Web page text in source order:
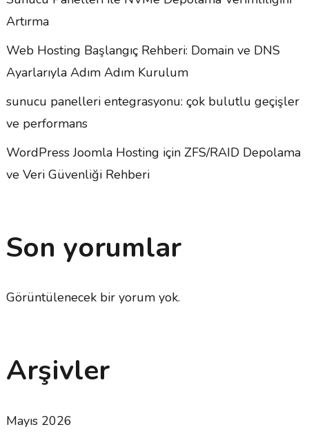
Artırma
Web Hosting Başlangıç Rehberi: Domain ve DNS
Ayarlarıyla Adım Adım Kurulum
sunucu panelleri entegrasyonu: çok bulutlu geçişler
ve performans
WordPress Joomla Hosting için ZFS/RAID Depolama
ve Veri Güvenliği Rehberi
Son yorumlar
Görüntülenecek bir yorum yok.
Arşivler
Mayıs 2026